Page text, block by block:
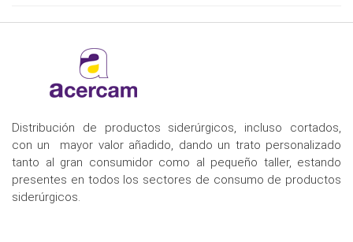
Distribución de productos siderúrgicos, incluso cortados,
con un mayor valor añadido, dando un trato personalizado
tanto al gran consumidor como al pequeño taller, estando
presentes en todos los sectores de consumo de productos
siderúrgicos.